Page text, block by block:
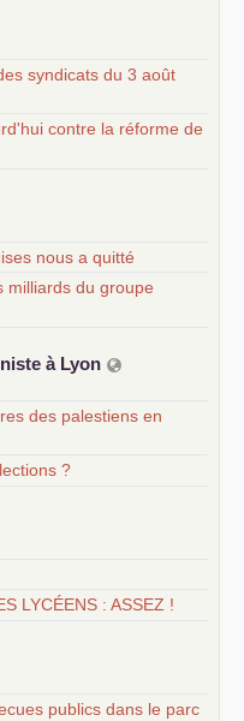
syndicats du 3 août
contre la réforme de
nous a quitté
milliards du groupe
à Lyon
des palestiens en
?
LYCÉENS : ASSEZ !
publics dans le parc